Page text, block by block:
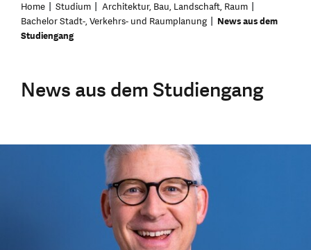
Home Studium
Architektur, Bau, Landschaft, Raum
Bachelor Stadt-, Verkehrs- und Raumplanung
News aus dem
Studiengang
News aus dem Studiengang